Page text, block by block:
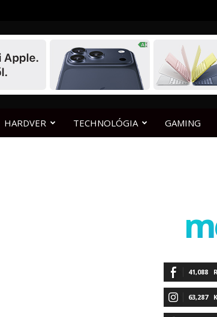
HARDVER TECHNOLÓGIA GAMING
41,088
63,287